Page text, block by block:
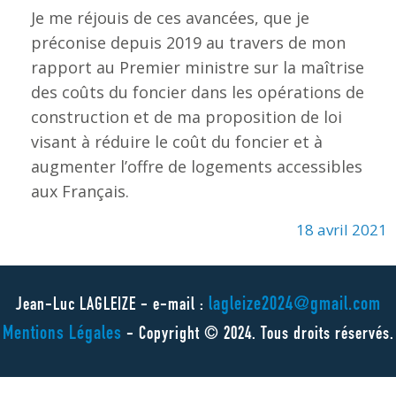
Je me réjouis de ces avancées, que je
préconise depuis 2019 au travers de mon
rapport au Premier ministre sur la maîtrise
des coûts du foncier dans les opérations de
construction et de ma proposition de loi
visant à réduire le coût du foncier et à
augmenter l’offre de logements accessibles
aux Français.
18 avril 2021
Jean-Luc LAGLEIZE - e-mail : lagleize2024@gmail.com
Mentions Légales - Copyright © 2024. Tous droits réservés.